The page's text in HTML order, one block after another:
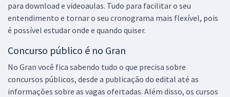
para download e videoaulas. Tudo para facilitar o seu
entendimento e tornar o seu cronograma mais flexível, pois
é possível estudar onde e quando quiser.
Concurso público é no Gran
No Gran você fica sabendo tudo o que precisa sobre
concursos públicos, desde a publicação do edital até as
informações sobre as vagas ofertadas. Além disso, os cursos